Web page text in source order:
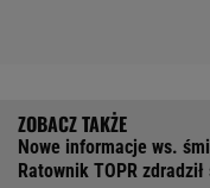
Nowe informacje ws.
Ratownik TOPR